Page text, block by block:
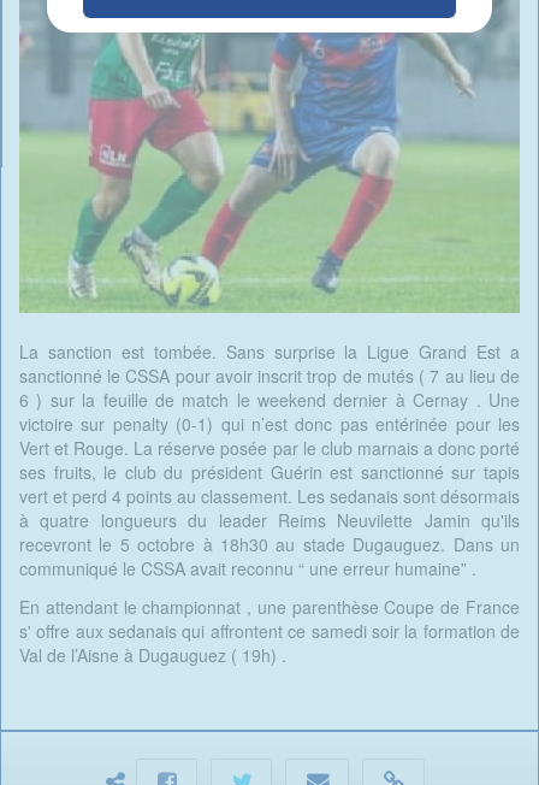
La sanction est tombée. Sans surprise la Ligue Grand Est a
sanctionné le CSSA pour avoir inscrit trop de mutés ( 7 au lieu de
6 ) sur la feuille de match le weekend dernier à Cernay . Une
victoire sur penalty (0-1) qui n’est donc pas entérinée pour les
Vert et Rouge. La réserve posée par le club marnais a donc porté
ses fruits, le club du président Guérin est sanctionné sur tapis
vert et perd 4 points au classement. Les sedanais sont désormais
à quatre longueurs du leader Reims Neuvilette Jamin qu'ils
recevront le 5 octobre à 18h30 au stade Dugauguez. Dans un
communiqué le CSSA avait reconnu “ une erreur humaine” .
En attendant le championnat , une parenthèse Coupe de France
s' offre aux sedanais qui affrontent ce samedi soir la formation de
Val de l’Aisne à Dugauguez ( 19h) .